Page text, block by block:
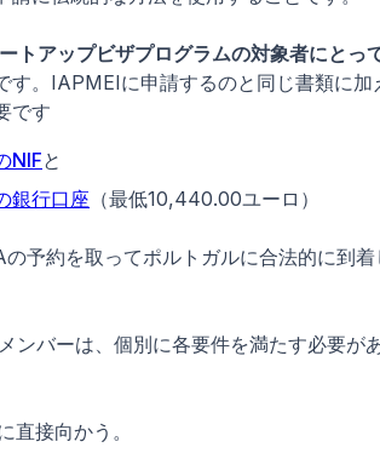
トアップビザプログラムの対象者にとっ
す。IAPMEIに申請するのと同じ書類に加
です
NIFと
銀行口座 （最低10,440.00ユーロ）
予約を取ってポルトガルに合法的に到着
ンバーは、個別に各要件を満たす必要が
直接向かう。